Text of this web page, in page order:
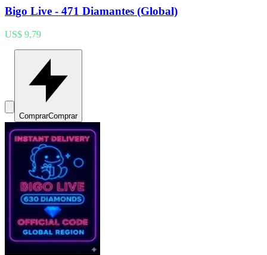
Bigo Live - 471 Diamantes (Global)
US$ 9,79
ComprarComprar